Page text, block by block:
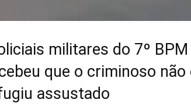
militares do 7º
que o criminoso
assustado